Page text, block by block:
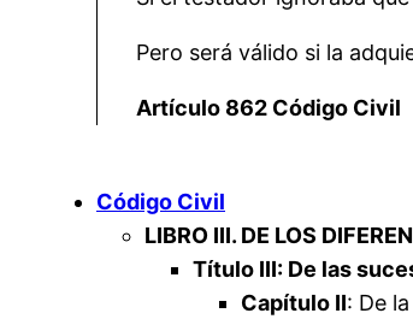
Pero será válido si la
Artículo 862 Código Civil
Código Civil
LIBRO III. DE LOS
Título III: De las
Capítulo II: De